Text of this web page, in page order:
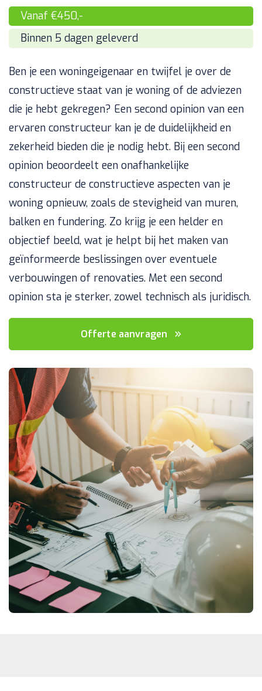
Vanaf €450,-
Binnen 5 dagen geleverd
Ben je een woningeigenaar en twijfel je over de
constructieve staat van je woning of de adviezen
die je hebt gekregen? Een second opinion van een
ervaren constructeur kan je de duidelijkheid en
zekerheid bieden die je nodig hebt. Bij een second
opinion beoordeelt een onafhankelijke
constructeur de constructieve aspecten van je
woning opnieuw, zoals de stevigheid van muren,
balken en fundering. Zo krijg je een helder en
objectief beeld, wat je helpt bij het maken van
geïnformeerde beslissingen over eventuele
verbouwingen of renovaties. Met een second
opinion sta je sterker, zowel technisch als juridisch.
Offerte aanvragen